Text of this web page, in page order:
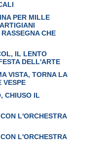
PER MILLE
CHE
IL LENTO
DELL'ARTE
VISTA, TORNA LA
VESPE
CHIUSO IL
L'ORCHESTRA
L'ORCHESTRA